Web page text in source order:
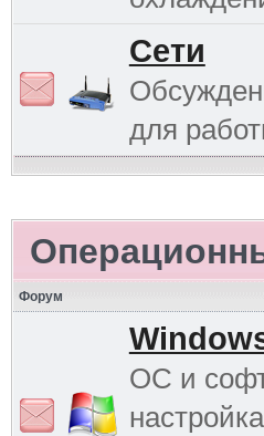
Сети
для
Форум
ОС и